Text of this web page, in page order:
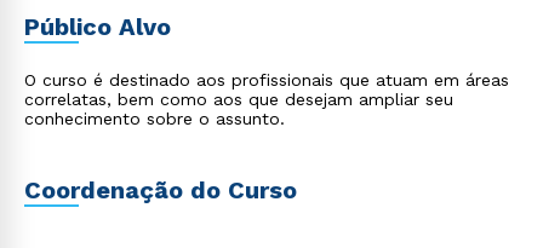
Público Alvo
O curso é destinado aos profissionais que atuam em áreas
correlatas, bem como aos que desejam ampliar seu
conhecimento sobre o assunto.
Coordenação do Curso